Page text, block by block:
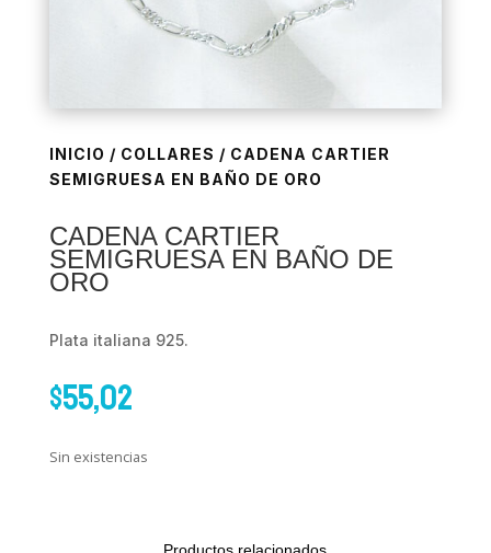
INICIO / COLLARES / CADENA CARTIER
SEMIGRUESA EN BAÑO DE ORO
CADENA CARTIER
SEMIGRUESA EN BAÑO DE
ORO
Plata italiana 925.
$55,02
Sin existencias